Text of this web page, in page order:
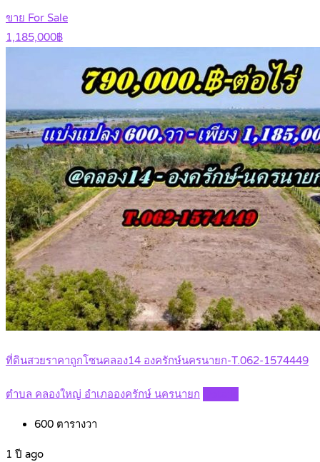
ขาย For Sale
1,185,000฿
ที่ดินสวยราคาถูกโซนคลอง14 องครักษ์นครนายก-T.062-1574449
ตำบล คลองใหญ่ อำเภอองครักษ์ นครนายก
600 ตารางวา
1 ปี ago